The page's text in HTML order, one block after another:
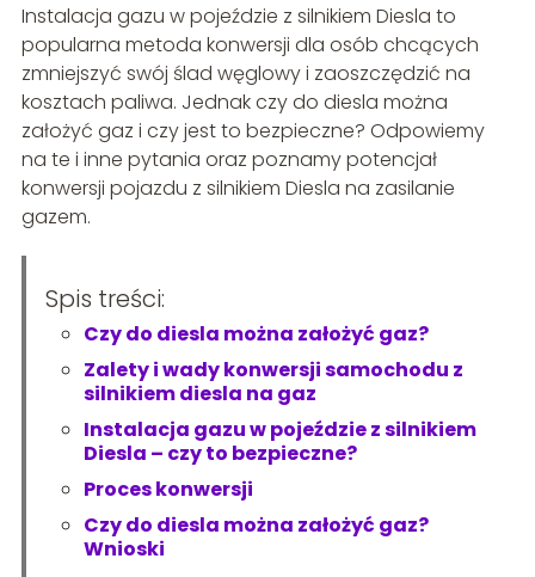
Instalacja gazu w pojeździe z silnikiem Diesla to
popularna metoda konwersji dla osób chcących
zmniejszyć swój ślad węglowy i zaoszczędzić na
kosztach paliwa. Jednak czy do diesla można
założyć gaz i czy jest to bezpieczne? Odpowiemy
na te i inne pytania oraz poznamy potencjał
konwersji pojazdu z silnikiem Diesla na zasilanie
gazem.
Spis treści:
Czy do diesla można założyć gaz?
Zalety i wady konwersji samochodu z
silnikiem diesla na gaz
Instalacja gazu w pojeździe z silnikiem
Diesla – czy to bezpieczne?
Proces konwersji
Czy do diesla można założyć gaz?
Wnioski